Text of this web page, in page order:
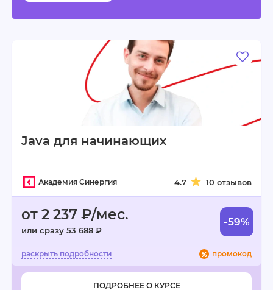
Java для начинающих
Академия Синергия 4.7 10 отзывов
от 2 237 ₽/мес.
или сразу 53 688 ₽
-59%
промокод
ПОДРОБНЕЕ О КУРСЕ